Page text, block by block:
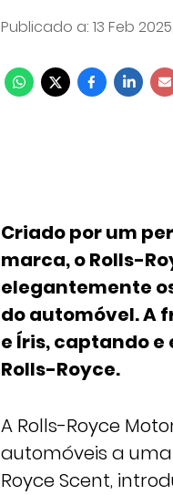
Publicado a: 13 Feb
Criado por um
marca, o Rolls-
elegantemente
do automóvel. A
e Íris, captando
Rolls-Royce.
A Rolls-Royce
automóveis a
Royce Scent,